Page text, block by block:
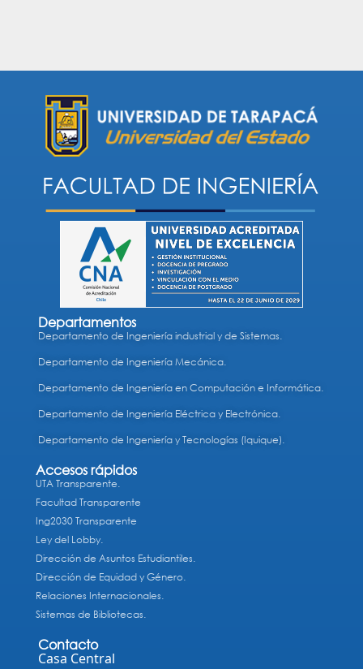
Departamentos
Departamento de Ingeniería industrial y de Sistemas.
Departamento de Ingeniería Mecánica.
Departamento de Ingeniería en Computación e Informática.
Departamento de Ingeniería Eléctrica y Electrónica.
Departamento de Ingeniería y Tecnologías (Iquique).
Accesos rápidos
UTA Transparente.
Facultad Transparente
Ing2030 Transparente
Ley del Lobby.
Dirección de Asuntos Estudiantiles.
Dirección de Equidad y Género.
Relaciones Internacionales.
Sistemas de Bibliotecas.
Contacto
Casa Central